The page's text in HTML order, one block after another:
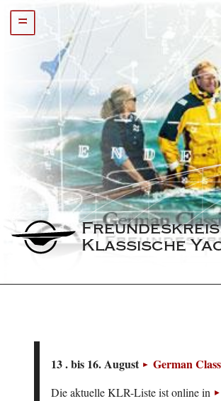
=
Freundeskreis
Klassische
13 . bis 16. August German
Die aktuelle KLR-Liste ist online in